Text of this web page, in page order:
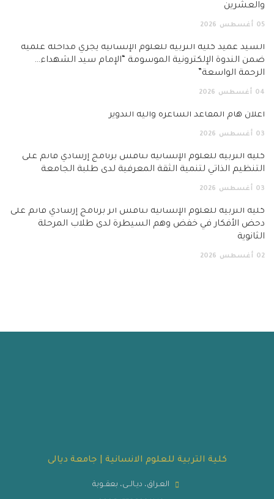
أغسطس 2026
عميد كلية التربية للعلوم الإنسانية يجري مداخلة علمية
الندوة الإلكترونية الموسومة “الإمام سيد الشهداء…
الواسعة”
أغسطس 2026
هام المقاعد الشاغرة وآلية التدوير
أغسطس 2026
التربية للعلوم الإنسانية تناقش برنامج إرشادي قائم على
الذاتي لتنمية الثقة المعرفية لدى طلبة الجامعة
أغسطس 2026
التربية للعلوم الإنسانية تناقش أثر برنامج إرشادي قائم على
الأفكار في خفض وهم السيطرة لدى طلاب المرحلة
أغسطس 2026
كلية التربية للعلوم الانسانية | جامعة ديالى
العـراق، ديـالــى، بعقــوبة